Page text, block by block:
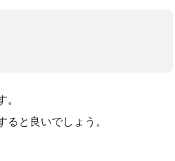
。
と良いでしょう。